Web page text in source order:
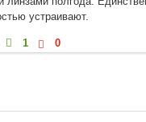
устраивают.
1 0